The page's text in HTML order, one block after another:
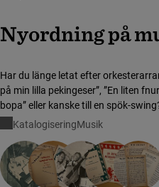
Nyordning på
Har du länge letat efter
på min lilla pekingeser”, ”En liten
bopa” eller kanske till en spök-
KatalogiseringMusik